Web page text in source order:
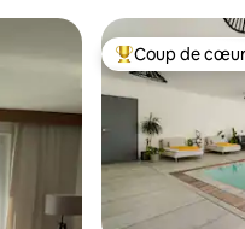
appréciés Coups de cœur
Coup de